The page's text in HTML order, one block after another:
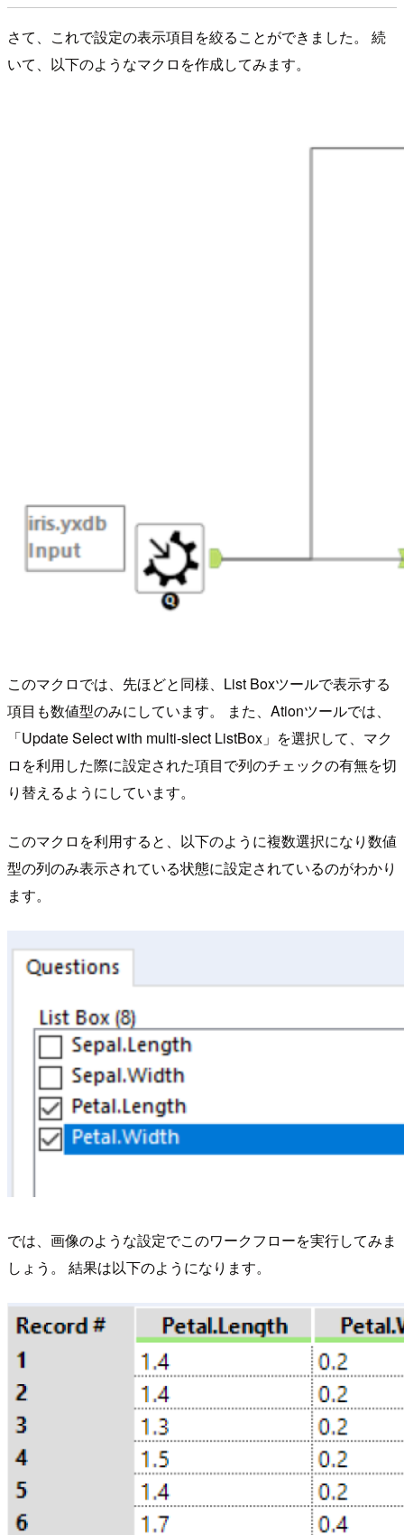
さて、これで設定の表示項目を絞ることができました。 続
いて、以下のようなマクロを作成してみます。
このマクロでは、先ほどと同様、List Boxツールで表示する
項目も数値型のみにしています。 また、Ationツールでは、
「Update Select with multi-slect ListBox」を選択して、マク
ロを利用した際に設定された項目で列のチェックの有無を切
り替えるようにしています。
このマクロを利用すると、以下のように複数選択になり数値
型の列のみ表示されている状態に設定されているのがわかり
ます。
では、画像のような設定でこのワークフローを実行してみま
しょう。 結果は以下のようになります。